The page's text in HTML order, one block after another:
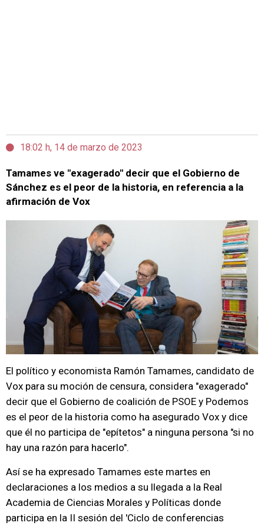
18:02 h, 14 de marzo de 2023
Tamames ve "exagerado" decir que el Gobierno de
Sánchez es el peor de la historia, en referencia a la
afirmación de Vox
El político y economista Ramón Tamames, candidato de
Vox para su moción de censura, considera "exagerado"
decir que el Gobierno de coalición de PSOE y Podemos
es el peor de la historia como ha asegurado Vox y dice
que él no participa de "epítetos" a ninguna persona "si no
hay una razón para hacerlo".
Así se ha expresado Tamames este martes en
declaraciones a los medios a su llegada a la Real
Academia de Ciencias Morales y Políticas donde
participa en la II sesión del 'Ciclo de conferencias